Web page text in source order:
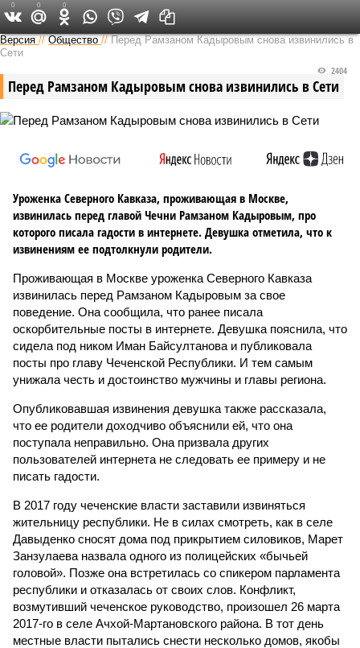
Версия на Кавказе
Версия //Общество //Перед Рамзаном Кадыровым снова извинились в
Сети
Перед Рамзаном Кадыровым снова извинились в Сети
2404
Уроженка Северного Кавказа, проживающая в Москве,
извинилась перед главой Чечни Рамзаном Кадыровым, про
которого писала гадости в интернете. Девушка отметила, что к
извинениям ее подтолкнули родители.
Проживающая в Москве уроженка Северного Кавказа
извинилась перед Рамзаном Кадыровым за свое
поведение. Она сообщила, что ранее писала
оскорбительные посты в интернете. Девушка пояснила, что
сидела под ником Иман Байсултанова и публиковала
посты про главу Чеченской Республики. И тем самым
унижала честь и достоинство мужчины и главы региона.
Опубликовавшая извинения девушка также рассказала,
что ее родители доходчиво объяснили ей, что она
поступала неправильно. Она призвала других
пользователей интернета не следовать ее примеру и не
писать гадости.
В 2017 году чеченские власти заставили извиняться
жительницу республики. Не в силах смотреть, как в селе
Давыденко сносят дома под прикрытием силовиков, Марет
Занзулаева назвала одного из полицейских «бычьей
головой». Позже она встретилась со спикером парламента
республики и отказалась от своих слов. Конфликт,
возмутивший чеченское руководство, произошел 26 марта
2017-го в селе Ачхой-Мартановского района. В тот день
местные власти пытались снести несколько домов, якобы
0 0 0